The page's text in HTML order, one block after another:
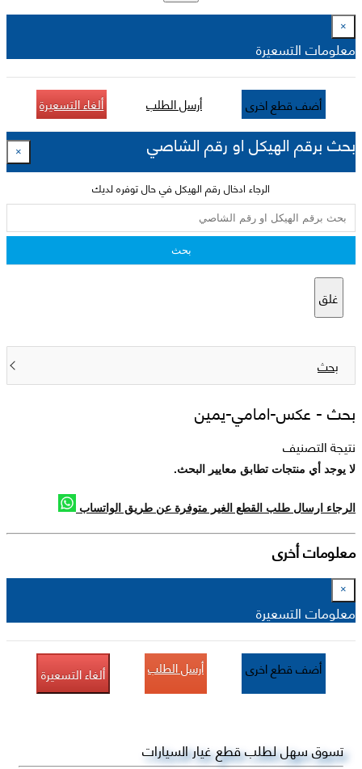
×
معلومات التسعيرة
أضف قطع اخرى أرسل الطلب ألغاء التسعيرة
بحث برقم الهيكل او رقم الشاصي ×
الرجاء ادخال رقم الهيكل في حال توفره لديك
بحث
غلق
بحث
بحث - عكس-امامي-يمين
نتيجة التصنيف
لا يوجد أي منتجات تطابق معايير البحث.
الرجاء ارسال طلب القطع الغير متوفرة عن طريق الواتساب
معلومات أخرى
×
معلومات التسعيرة
أضف قطع اخرى أرسل الطلب ألغاء التسعيرة
تسوق سهل لطلب قطع غيار السيارات